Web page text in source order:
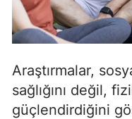
Araştırmalar,
sağlığını değil,
güçlendirdiğini